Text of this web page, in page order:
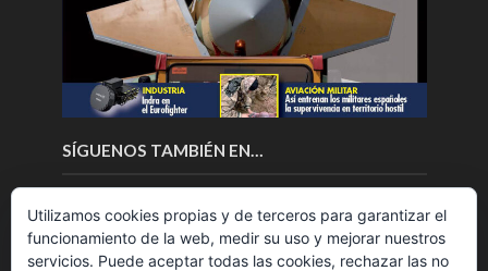
SÍGUENOS TAMBIÉN EN…
Utilizamos cookies propias y de terceros para garantizar el
funcionamiento de la web, medir su uso y mejorar nuestros
servicios. Puede aceptar todas las cookies, rechazar las no